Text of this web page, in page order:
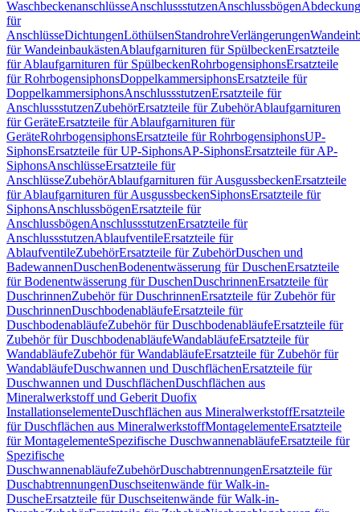
WaschbeckenanschlüsseAnschlussstutzenAnschlussbögen
für
AnschlüsseDichtungenLöthülsenStandrohreVerlängerungen
für WandeinbaukästenAblaufgarnituren für SpülbeckenErsatzteile
für Ablaufgarnituren für SpülbeckenRohrbogensiphonsErsatzteile
für RohrbogensiphonsDoppelkammersiphonsErsatzteile für
DoppelkammersiphonsAnschlussstutzenErsatzteile für
AnschlussstutzenZubehörErsatzteile für ZubehörAblaufgarnituren
für GeräteErsatzteile für Ablaufgarnituren für
GeräteRohrbogensiphonsErsatzteile für RohrbogensiphonsUP-
SiphonsErsatzteile für UP-SiphonsAP-SiphonsErsatzteile für AP-
SiphonsAnschlüsseErsatzteile für
AnschlüsseZubehörAblaufgarnituren für AusgussbeckenErsatzteile
für Ablaufgarnituren für AusgussbeckenSiphonsErsatzteile für
SiphonsAnschlussbögenErsatzteile für
AnschlussbögenAnschlussstutzenErsatzteile für
AnschlussstutzenAblaufventileErsatzteile für
AblaufventileZubehörErsatzteile für ZubehörDuschen und
BadewannenDuschenBodenentwässerung für DuschenErsatzteile
für Bodenentwässerung für DuschenDuschrinnenErsatzteile für
DuschrinnenZubehör für DuschrinnenErsatzteile für Zubehör für
DuschrinnenDuschbodenabläufeErsatzteile für
DuschbodenabläufeZubehör für DuschbodenabläufeErsatzteile für
Zubehör für DuschbodenabläufeWandabläufeErsatzteile für
WandabläufeZubehör für WandabläufeErsatzteile für Zubehör für
WandabläufeDuschwannen und DuschflächenErsatzteile für
Duschwannen und DuschflächenDuschflächen aus
Mineralwerkstoff und Geberit Duofix
InstallationselementeDuschflächen aus MineralwerkstoffErsatzteile
für Duschflächen aus MineralwerkstoffMontagelementeErsatzteile
für MontagelementeSpezifische DuschwannenabläufeErsatzteile für
Spezifische
DuschwannenabläufeZubehörDuschabtrennungenErsatzteile für
DuschabtrennungenDuschseitenwände für Walk-in-
DuscheErsatzteile für Duschseitenwände für Walk-in-